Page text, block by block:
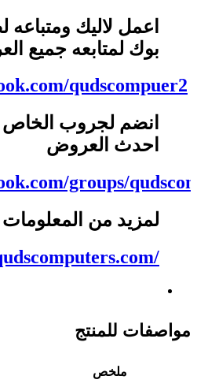
اعمل لاليك
بوك لمتابعه جميع
qudscompuer2
انضم لجروب الخاص
احدث العروض
groups/
لمزيد من المعلومات
مواصفات للمنتج
ملخص